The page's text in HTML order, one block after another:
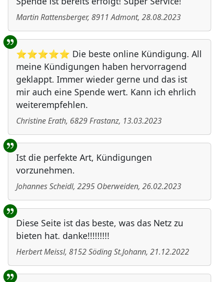
Martin Rattensberger, 8911 Admont, 28.08.2023
⭐⭐⭐⭐⭐ Die beste online Kündigung. All
meine Kündigungen haben hervorragend
geklappt. Immer wieder gerne und das ist
mir auch eine Spende wert. Kann ich ehrlich
weiterempfehlen.
Christine Erath, 6829Frastanz, 13.03.2023
Ist die perfekte Art, Kündigungen
vorzunehmen.
Johannes Scheidl, 2295 Oberweiden, 26.02.2023
Diese Seite ist das beste, was das Netz zu
bieten hat. danke!!!!!!!!!
Herbert Meissl, 8152Söding St.Johann, 21.12.2022